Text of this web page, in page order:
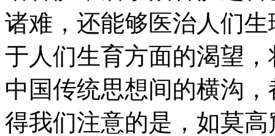
诸难，还能够医治人们
于人们生育方面的渴望
中国传统思想间的横沟
得我们注意的是，如莫